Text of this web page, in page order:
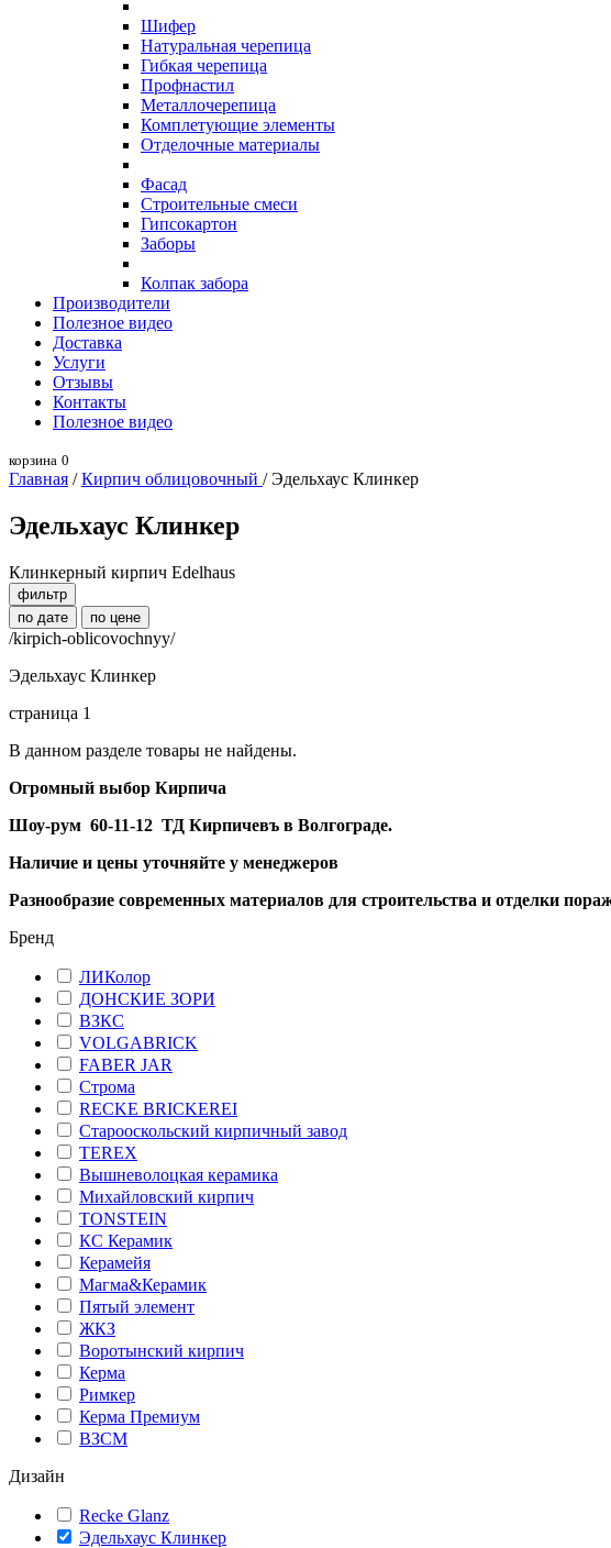
Шифер
Натуральная черепица
Гибкая черепица
Профнастил
Металлочерепица
Комплетующие элементы
Отделочные материалы
Фасад
Строительные смеси
Гипсокартон
Заборы
Колпак забора
Производители
Полезное видео
Доставка
Услуги
Отзывы
Контакты
Полезное видео
корзина 0
Главная /Кирпич облицовочный / Эдельхаус Клинкер
Эдельхаус Клинкер
Клинкерный кирпич Edelhaus
фильтр
по дате
по цене
/kirpich-oblicovochnyy/
Эдельхаус Клинкер
страница 1
В данном разделе товары не найдены.
Огромный выбор Кирпича
Шоу-рум 60-11-12 ТД Кирпичевъ в Волгограде.
Наличие и цены уточняйте у менеджеров
Разнообразие современных материалов для строительства и отделки
Бренд
ЛИКолор
ДОНСКИЕ ЗОРИ
ВЗКС
VOLGABRICK
FABER JAR
Строма
RECKE BRICKEREI
Старооскольский кирпичный завод
TEREX
Вышневолоцкая керамика
Михайловский кирпич
TONSTEIN
КС Керамик
Керамейя
Магма&Керамик
Пятый элемент
ЖКЗ
Воротынский кирпич
Керма
Римкер
Керма Премиум
ВЗСМ
Дизайн
Recke Glanz
Эдельхаус Клинкер